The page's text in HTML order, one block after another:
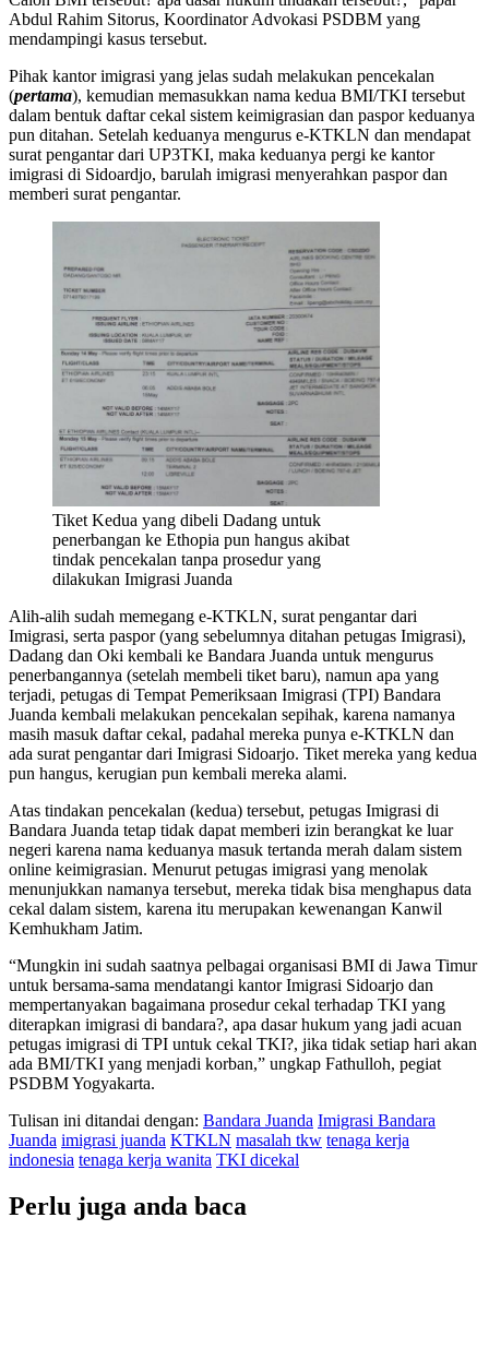
Abdul Rahim Sitorus, Koordinator Advokasi PSDBM yang
mendampingi kasus tersebut.
Pihak kantor imigrasi yang jelas sudah melakukan pencekalan
(pertama), kemudian memasukkan nama kedua BMI/TKI tersebut
dalam bentuk daftar cekal sistem keimigrasian dan paspor keduanya
pun ditahan. Setelah keduanya mengurus e-KTKLN dan mendapat
surat pengantar dari UP3TKI, maka keduanya pergi ke kantor
imigrasi di Sidoardjo, barulah imigrasi menyerahkan paspor dan
memberi surat pengantar.
Tiket Kedua yang dibeli Dadang untuk
penerbangan ke Ethopia pun hangus akibat
tindak pencekalan tanpa prosedur yang
dilakukan Imigrasi Juanda
Alih-alih sudah memegang e-KTKLN, surat pengantar dari
Imigrasi, serta paspor (yang sebelumnya ditahan petugas Imigrasi),
Dadang dan Oki kembali ke Bandara Juanda untuk mengurus
penerbangannya (setelah membeli tiket baru), namun apa yang
terjadi, petugas di Tempat Pemeriksaan Imigrasi (TPI) Bandara
Juanda kembali melakukan pencekalan sepihak, karena namanya
masih masuk daftar cekal, padahal mereka punya e-KTKLN dan
ada surat pengantar dari Imigrasi Sidoarjo. Tiket mereka yang kedua
pun hangus, kerugian pun kembali mereka alami.
Atas tindakan pencekalan (kedua) tersebut, petugas Imigrasi di
Bandara Juanda tetap tidak dapat memberi izin berangkat ke luar
negeri karena nama keduanya masuk tertanda merah dalam sistem
online keimigrasian. Menurut petugas imigrasi yang menolak
menunjukkan namanya tersebut, mereka tidak bisa menghapus data
cekal dalam sistem, karena itu merupakan kewenangan Kanwil
Kemhukham Jatim.
“Mungkin ini sudah saatnya pelbagai organisasi BMI di Jawa Timur
untuk bersama-sama mendatangi kantor Imigrasi Sidoarjo dan
mempertanyakan bagaimana prosedur cekal terhadap TKI yang
diterapkan imigrasi di bandara?, apa dasar hukum yang jadi acuan
petugas imigrasi di TPI untuk cekal TKI?, jika tidak setiap hari akan
ada BMI/TKI yang menjadi korban,” ungkap Fathulloh, pegiat
PSDBM Yogyakarta.
Tulisan ini ditandai dengan: Bandara Juanda Imigrasi Bandara
Juanda imigrasi juanda KTKLN masalah tkw tenaga kerja
indonesia tenaga kerja wanita TKI dicekal
Perlu juga anda baca